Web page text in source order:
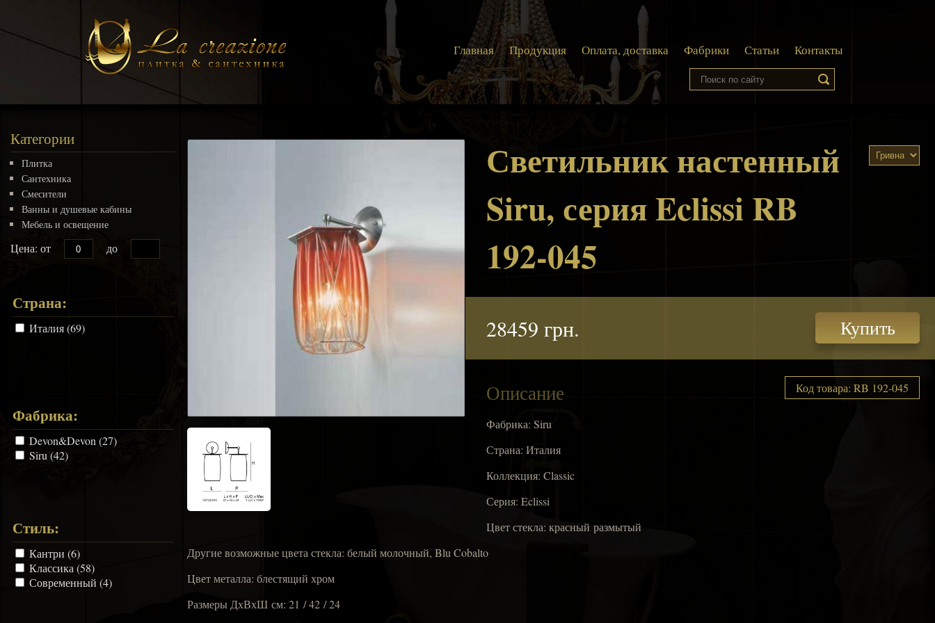
Главная Продукция Оплата, доставка Фабрики Статьи Контакты
Категории
Плитка
Сантехника
Смесители
Ванны и душевые кабины
Мебель и освещение
Цена: от до
Страна:
Италия (69)
Фабрика:
Devon&Devon (27)
Siru (42)
Стиль:
Кантри (6)
Классика (58)
Современный (4)
Светильник настенный
Siru, серия Eclissi RB
192-045
28459 грн. Купить
Описание Код товара: RB 192-045
Фабрика: Siru
Страна: Италия
Коллекция: Classic
Серия: Eclissi
Цвет стекла: красный размытый
Другие возможные цвета стекла: белый молочный, Blu Cobalto
Цвет металла: блестящий хром
Размеры ДхВхШ см: 21 / 42 / 24